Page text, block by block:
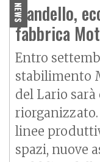
NEWS
Mandello,
fabbrica
Entro
stabilimento
del Lario
linee
spazi, nuove